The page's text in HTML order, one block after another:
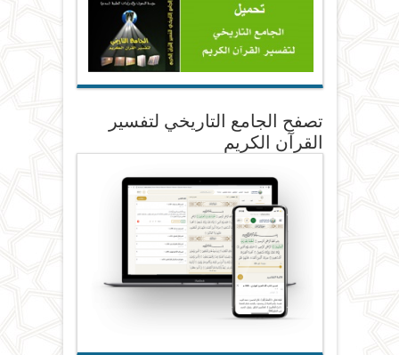
تصفح الجامع التاريخي لتفسير
القرآن الكريم